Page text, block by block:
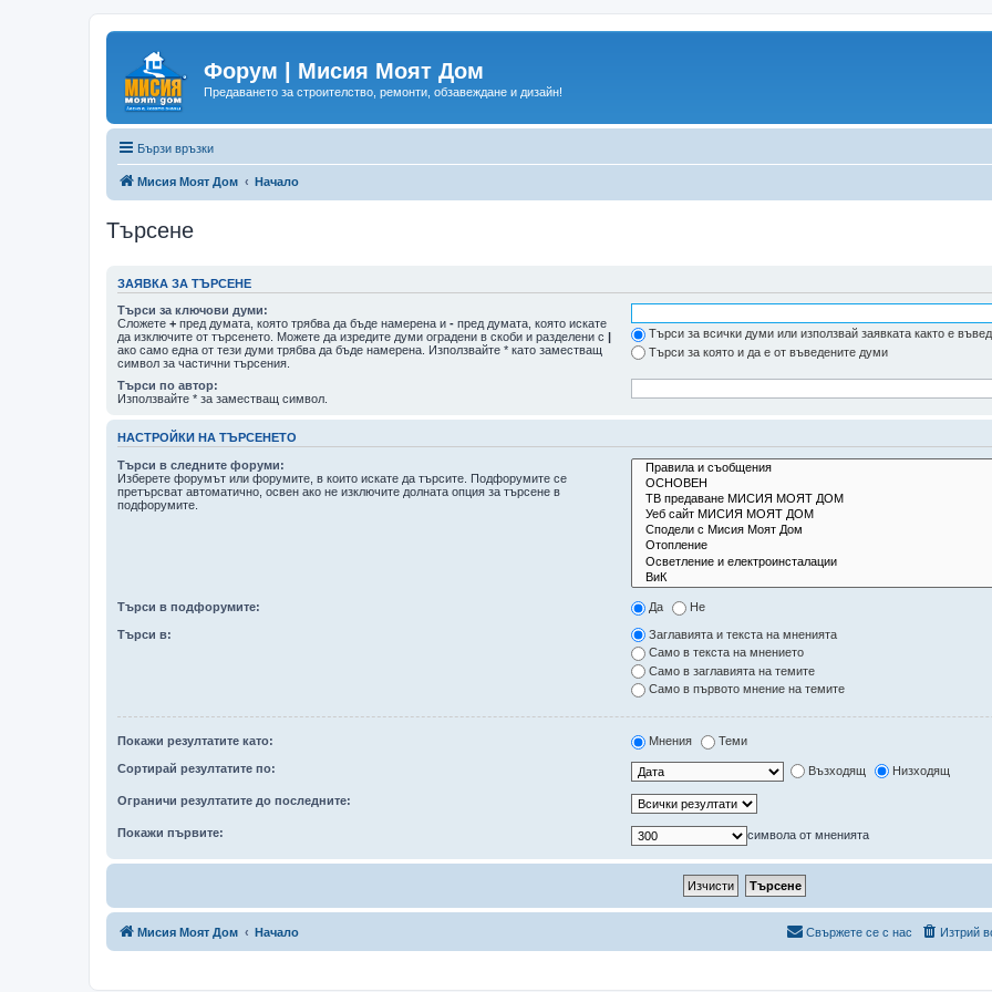
Форум | Мисия Моят Дом
Предаването за строителство, ремонти, обзавеждане и дизайн!
Бързи връзки
Мисия Моят Дом Начало
Търсене
ЗАЯВКА ЗА ТЪРСЕНЕ
Търси за ключови думи:
Сложете + пред думата, която трябва да бъде намерена и - пред думата, която искате
да изключите от търсенето. Можете да изредите думи оградени в скоби и разделени с |
ако само една от тези думи трябва да бъде намерена. Използвайте * като заместващ
символ за частични търсения.
Търси за всички думи или използвай заявката както е
Търси за която и да е от въведените думи
Търси по автор:
Използвайте * за заместващ символ.
НАСТРОЙКИ НА ТЪРСЕНЕТО
Търси в следните форуми:
Изберете форумът или форумите, в които искате да търсите. Подфорумите се
претърсват автоматично, освен ако не изключите долната опция за търсене в
подфорумите.
Търси в подфорумите: Да Не
Търси в:
Заглавията и текста на мненията
Само в текста на мнението
Само в заглавията на темите
Само в първото мнение на темите
Покажи резултатите като: Мнения Теми
Сортирай резултатите по: Възходящ Низходящ
Ограничи резултатите до последните:
Покажи първите: символа от мненията
Мисия Моят Дом Начало Изтрий
Свържете се с нас